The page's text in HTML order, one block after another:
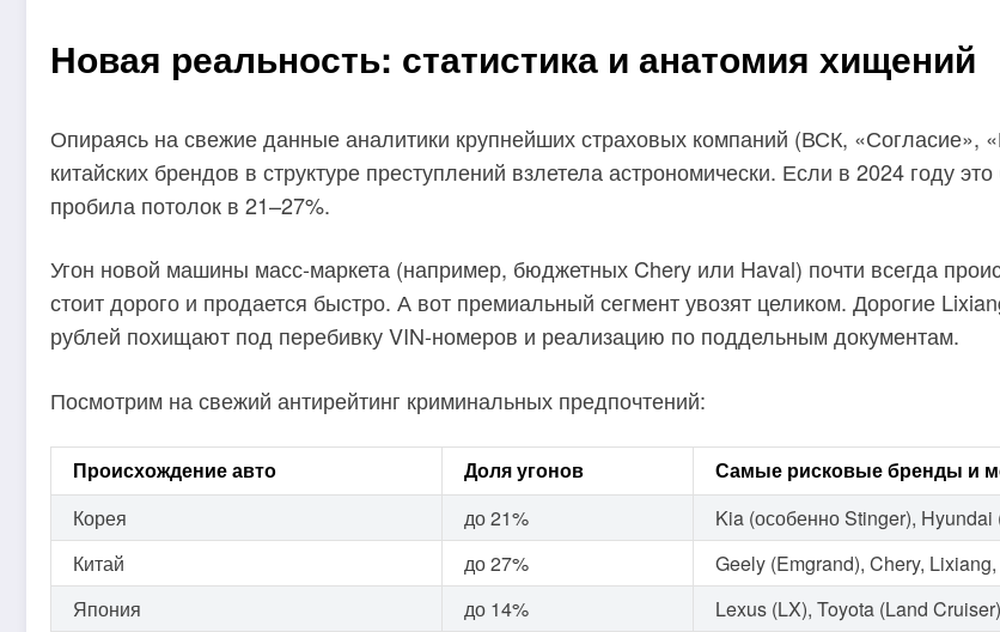
Новая реальность: статистика и анатомия хищений
Опираясь на свежие данные аналитики крупнейших страховых компаний (ВСК, «Согласие»,
китайских брендов в структуре преступлений взлетела астрономически. Если в 2024 году
пробила потолок в 21–27%.
Угон новой машины масс-маркета (например, бюджетных Chery или Haval) почти всегда
стоит дорого и продается быстро. А вот премиальный сегмент увозят целиком. Дорогие
рублей похищают под перебивку VIN-номеров и реализацию по поддельным документам.
Посмотрим на свежий антирейтинг криминальных предпочтений:
Происхождение авто Доля угонов
Самые рисковые бренды и
Корея
до 21%
Kia (особенно Stinger), Hyundai
Китай
до 27%
Geely (Emgrand), Chery,
Япония
до 14% Lexus (LX), Toyota (Land Cruiser)